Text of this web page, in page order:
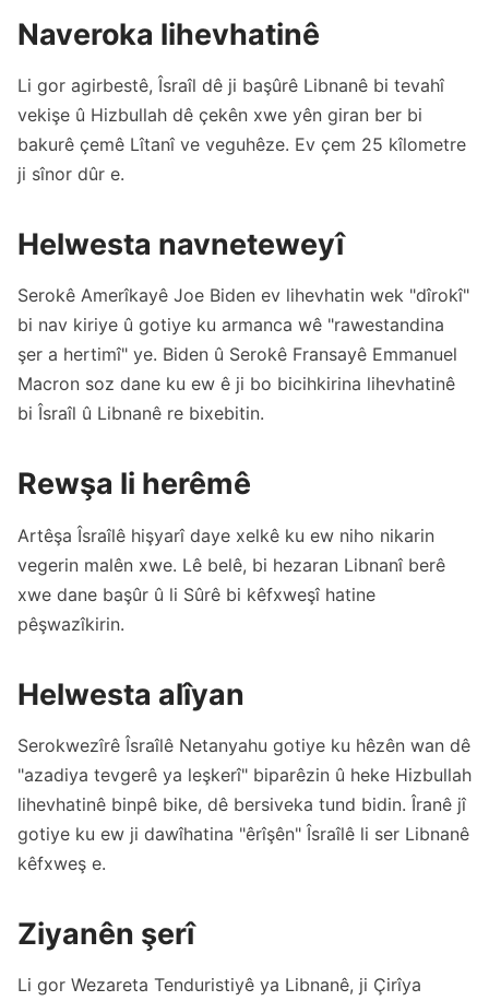
Naveroka lihevhatinê
Li gor agirbestê, Îsraîl dê ji başûrê Libnanê bi tevahî
vekişe û Hizbullah dê çekên xwe yên giran ber bi
bakurê çemê Lîtanî ve veguhêze. Ev çem 25 kîlometre
ji sînor dûr e.
Helwesta navneteweyî
Serokê Amerîkayê Joe Biden ev lihevhatin wek "dîrokî"
bi nav kiriye û gotiye ku armanca wê "rawestandina
şer a hertimî" ye. Biden û Serokê Fransayê Emmanuel
Macron soz dane ku ew ê ji bo bicihkirina lihevhatinê
bi Îsraîl û Libnanê re bixebitin.
Rewşa li herêmê
Artêşa Îsraîlê hişyarî daye xelkê ku ew niho nikarin
vegerin malên xwe. Lê belê, bi hezaran Libnanî berê
xwe dane başûr û li Sûrê bi kêfxweşî hatine
pêşwazîkirin.
Helwesta alîyan
Serokwezîrê Îsraîlê Netanyahu gotiye ku hêzên wan dê
"azadiya tevgerê ya leşkerî" biparêzin û heke Hizbullah
lihevhatinê binpê bike, dê bersiveka tund bidin. Îranê jî
gotiye ku ew ji dawîhatina "êrîşên" Îsraîlê li ser Libnanê
kêfxweş e.
Ziyanên şerî
Li gor Wezareta Tenduristiyê ya Libnanê, ji Çirîya